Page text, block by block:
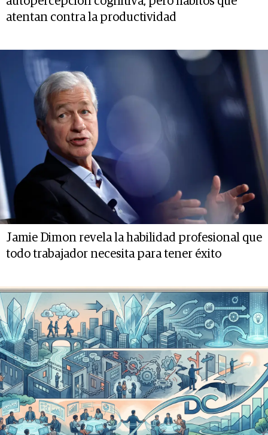
atentan contra la productividad
Jamie Dimon revela la habilidad profesional que
todo trabajador necesita para tener éxito